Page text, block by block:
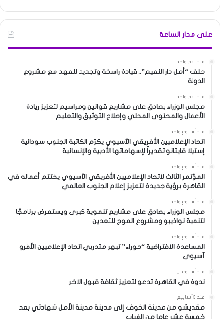
على مدار الساعة
منذ يوم واحد
حلف “أمل دار النعيم”.. قيادة راسخة وتجديد للعهد مع مشروع
الدولة
منذ يوم واحد
مجلس الوزراء يصادق على مشاريع قوانين ومراسيم لتعزيز ريادة
الأعمال والمحتوى المحلي وإصلاح التوثيق والتعليم
منذ أسبوع واحد
اتحاد الإعلاميين الأفريقي الآسيوي يكرّم الكاتبة الجنوب سودانية
إستيلا قايتانو تقديراً لإسهاماتها الأدبية والإنسانية
منذ أسبوع واحد
المؤتمر الثالث لاتحاد الإعلاميين الأفريقي الآسيوي يختتم أعماله في
القاهرة برؤية جديدة لتعزيز إعلام الجنوب العالمي
منذ أسبوع واحد
مجلس الوزراء يصادق على مشاريع تنموية كبرى ويستعرض برنامجًا
لتنمية نواذيبو ومشروع العوج للتعدين
منذ أسبوع واحد
المساعدة الافتراضية “حوراء” تبهر متدربي اتحاد الإعلاميين الأفرو
آسيوى
منذ أسبوعين
ندوة في القاهرة تدعو لتعزيز ثقافة قبول الاخر
منذ 3 أسابيع
مقديشو من مدينة الخوف إلى مدينة مدينة الأمل شهادتي بعد
خمسة عشر عاما من الغياب